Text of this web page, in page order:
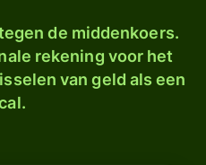
de middenkoers.
rekening voor het
van geld als een